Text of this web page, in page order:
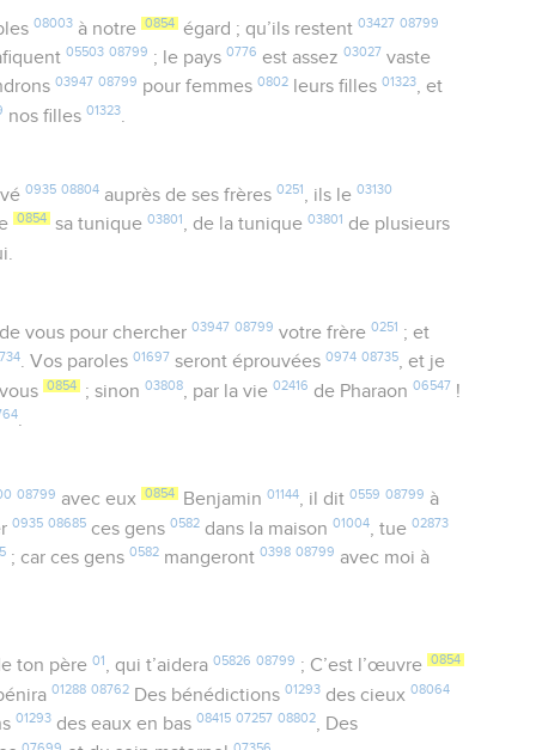
08003à notre 0854 égard ; qu’ils restent 03427 08799
05503 08799 ; le pays0776 est assez03027 vaste
03947 08799 pour femmes0802 leurs filles01323, et
nos filles01323
0935 08804auprès de ses frères 0251 , ils le 03130
0854 sa tunique03801, de la tunique03801 de plusieurs
de vous pour chercher 03947 08799 votre frère 0251
; et
. Vos paroles01697 seront éprouvées0974 08735, et je
0854 ; sinon03808 , par la vie02416 de Pharaon06547 !
08799 avec eux 0854 Benjamin 01144, il dit 0559 08799 à
0935 08685 ces gens0582 dans la maison01004 , tue02873
; car ces gens0582 mangeront0398 08799 avec moi à
ton père 01 , qui t’aidera 05826 08799 ; C’est l’œuvre 0854
01288 08762 Des bénédictions01293 des cieux08064
01293 des eaux en bas08415 07257 08802, Des